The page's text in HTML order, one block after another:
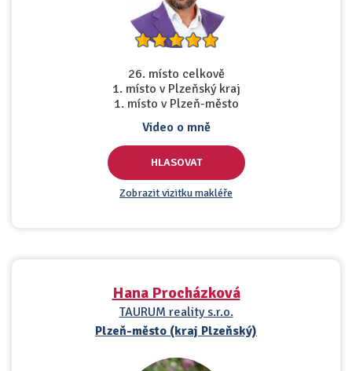
26. místo celkově
1. místo v Plzeňský kraj
1. místo v Plzeň-město
Video o mně
HLASOVAT
Zobrazit vizitku makléře
Hana Procházková
TAURUM reality s.r.o.
Plzeň-město (kraj Plzeňský)